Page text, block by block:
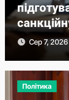
Сер 7, 2026
Політика